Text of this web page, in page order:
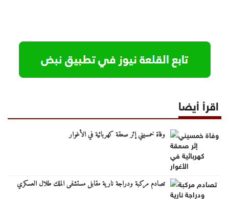
اقرأ أيضا
وفاة خمسيني إثر صعقة كهربائية في الأغوار
تصادم مركبة ودراجة نارية مقابل مستشفى الملك طلال العسكري